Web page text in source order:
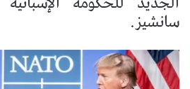
سانشيز.